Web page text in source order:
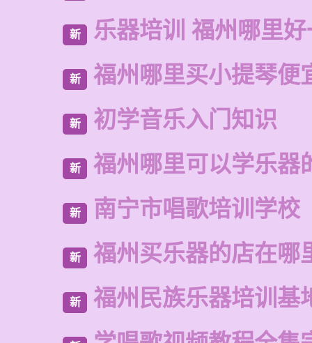
新 乐器培训 福州哪里
新 福州哪里买小提琴便
新 初学音乐入门知识
新 福州哪里可以学乐器
新 南宁市唱歌培训学校
新 福州买乐器的店在哪
新 福州民族乐器培训基